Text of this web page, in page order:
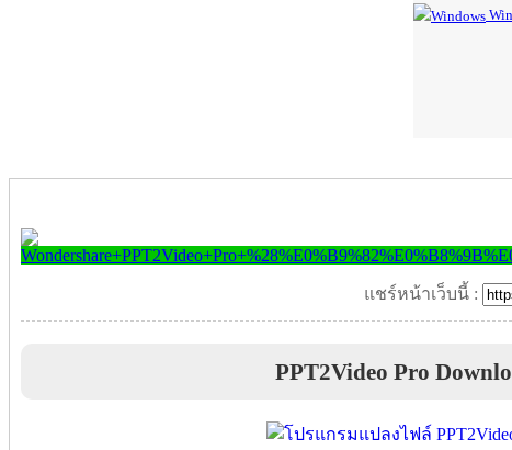
แชร์หน้าเว็บนี้ :
PPT2Video Pro